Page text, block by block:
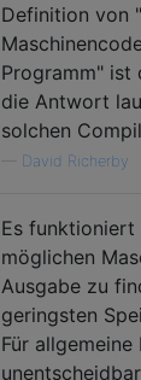
Definition von
Programm" ist
die Antwort
solchen
David Richerby
Es funktioniert
möglichen
Ausgabe zu
geringsten
Für